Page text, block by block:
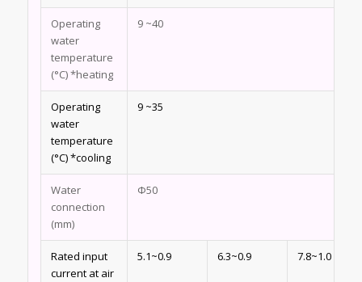
Operating
water
temperature
(°C) *heating
9 ~40
Operating
water
temperature
(°C) *cooling
9 ~35
Water
connection
(mm)
Φ50
Rated input
current at air
5.1~0.9 6.3~0.9 7.8~1.0